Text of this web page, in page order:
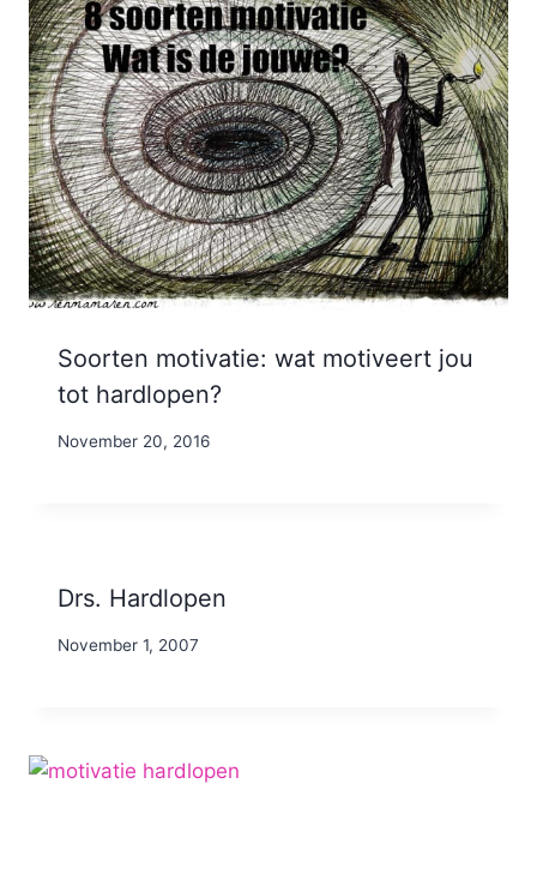
Soorten motivatie: wat motiveert jou
tot hardlopen?
By
November 20, 2016
Drs. Hardlopen
By
November 1, 2007